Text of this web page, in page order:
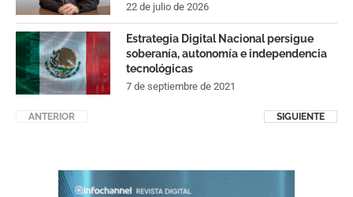
22 de julio de 2026
Estrategia Digital Nacional persigue
soberanía, autonomía e independencia
tecnológicas
7 de septiembre de 2021
ANTERIOR SIGUIENTE